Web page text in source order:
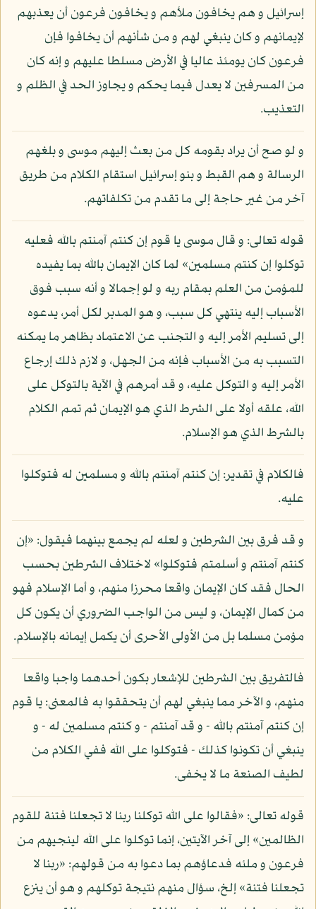
إسرائيل و هم يخافون ملأهم و يخافون فرعون أن يعذبهم
لإيمانهم و كان ينبغي لهم و من شأنهم أن يخافوا فإن
فرعون كان يومئذ عاليا في الأرض مسلطا عليهم و إنه كان
من المسرفين لا يعدل فيما يحكم و يجاوز الحد في الظلم و
التعذيب.
و لو صح أن يراد بقومه كل من بعث إليهم موسى و بلغهم
الرسالة و هم القبط و بنو إسرائيل استقام الكلام من طريق
آخر من غير حاجة إلى ما تقدم من تكلفاتهم.
قوله تعالى: و قال موسى يا قوم إن كنتم آمنتم بالله فعليه
توكلوا إن كنتم مسلمين» لما كان الإيمان بالله بما يفيده
للمؤمن من العلم بمقام ربه و لو إجمالا و أنه سبب فوق
الأسباب إليه ينتهي كل سبب، و هو المدبر لكل أمر، يدعوه
إلى تسليم الأمر إليه و التجنب عن الاعتماد بظاهر ما يمكنه
التسبب به من الأسباب فإنه من الجهل، و لازم ذلك إرجاع
الأمر إليه و التوكل عليه، و قد أمرهم في الآية بالتوكل على
الله، علقه أولا على الشرط الذي هو الإيمان ثم تمم الكلام
بالشرط الذي هو الإسلام.
فالكلام في تقدير: إن كنتم آمنتم بالله و مسلمين له فتوكلوا
عليه.
و قد فرق بين الشرطين و لعله لم يجمع بينهما فيقول: «إن
كنتم آمنتم و أسلمتم فتوكلوا» لاختلاف الشرطين بحسب
الحال فقد كان الإيمان واقعا محرزا منهم، و أما الإسلام فهو
من كمال الإيمان، و ليس من الواجب الضروري أن يكون كل
مؤمن مسلما بل من الأولى الأحرى أن يكمل إيمانه بالإسلام.
فالتفريق بين الشرطين للإشعار بكون أحدهما واجبا واقعا
منهم، و الآخر مما ينبغي لهم أن يتحققوا به فالمعنى: يا قوم
إن كنتم آمنتم بالله - و قد آمنتم - و كنتم مسلمين له - و
ينبغي أن تكونوا كذلك - فتوكلوا على الله ففي الكلام من
لطيف الصنعة ما لا يخفى.
قوله تعالى: «فقالوا على الله توكلنا ربنا لا تجعلنا فتنة للقوم
الظالمين» إلى آخر الآيتين، إنما توكلوا على الله لينجيهم من
فرعون و ملئه فدعاؤهم بما دعوا به من قولهم: «ربنا لا
تجعلنا فتنة» إلخ، سؤال منهم نتيجة توكلهم و هو أن ينزع